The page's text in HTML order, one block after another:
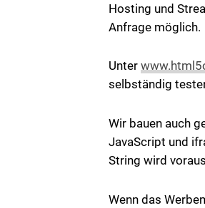
Hosting und
Anfrage möglich.
Unter
selbständig
Wir bauen auch
JavaScript und
String wird
Wenn das